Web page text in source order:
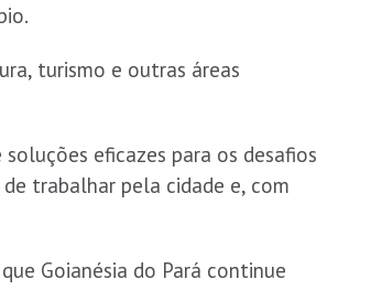
turismo e outras áreas
eficazes para os desafios
trabalhar pela cidade e, com
Goianésia do Pará continue